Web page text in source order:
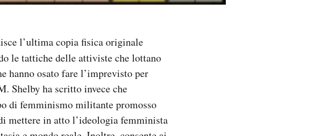
l’ultima copia fisica originale
le tattiche delle attiviste che lottano
hanno osato fare l’imprevisto per
Shelby ha scritto invece che
di femminismo militante promosso
mettere in atto l’ideologia femminista